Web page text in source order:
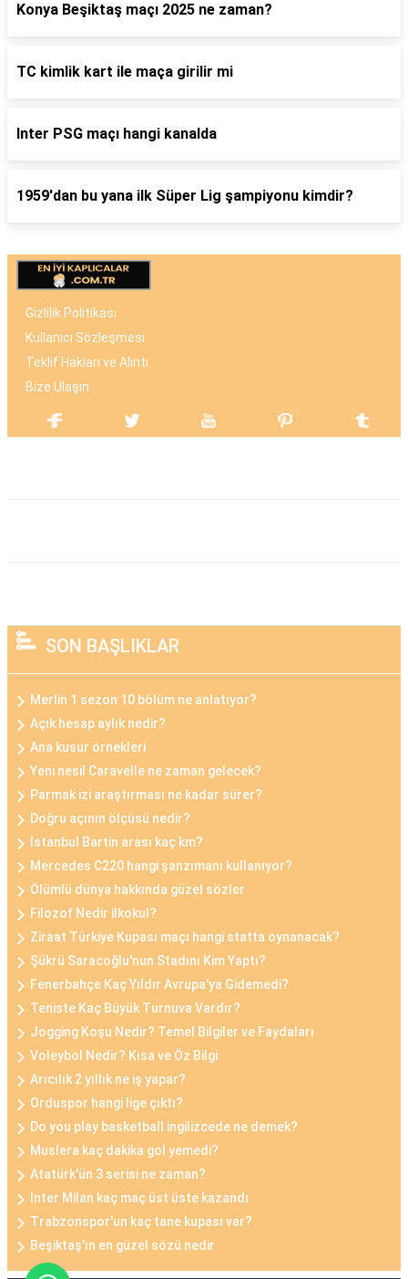
Konya Beşiktaş maçı 2025 ne zaman?
TC kimlik kart ile maça girilir mi
Inter PSG maçı hangi kanalda
1959'dan bu yana ilk Süper Lig şampiyonu kimdir?
Gizlilik Politikası
Kullanıcı Sözleşmesi
Teklif Hakları ve Alıntı
Bize Ulaşın
SON BAŞLIKLAR
Merlin 1 sezon 10 bölüm ne anlatıyor?
Açık hesap aylık nedir?
Ana kusur örnekleri
Yeni nesil Caravelle ne zaman gelecek?
Parmak izi araştırması ne kadar sürer?
Doğru açının ölçüsü nedir?
İstanbul Bartin arası kaç km?
Mercedes C220 hangi şanzımanı kullanıyor?
Ölümlü dünya hakkında güzel sözler
Filozof Nedir ilkokul?
Ziraat Türkiye Kupası maçı hangi statta oynanacak?
Şükrü Saracoğlu'nun Stadını Kim Yaptı?
Fenerbahçe Kaç Yıldır Avrupa'ya Gidemedi?
Teniste Kaç Büyük Turnuva Vardır?
Jogging Koşu Nedir? Temel Bilgiler ve Faydaları
Voleybol Nedir? Kısa ve Öz Bilgi
Arıcılık 2 yıllık ne iş yapar?
Orduspor hangi lige çıktı?
Do you play basketball ingilizcede ne demek?
Muslera kaç dakika gol yemedi?
Atatürk'ün 3 serisi ne zaman?
Inter Milan kaç maç üst üste kazandı
Trabzonspor'un kaç tane kupası var?
Beşiktaş'ın en güzel sözü nedir